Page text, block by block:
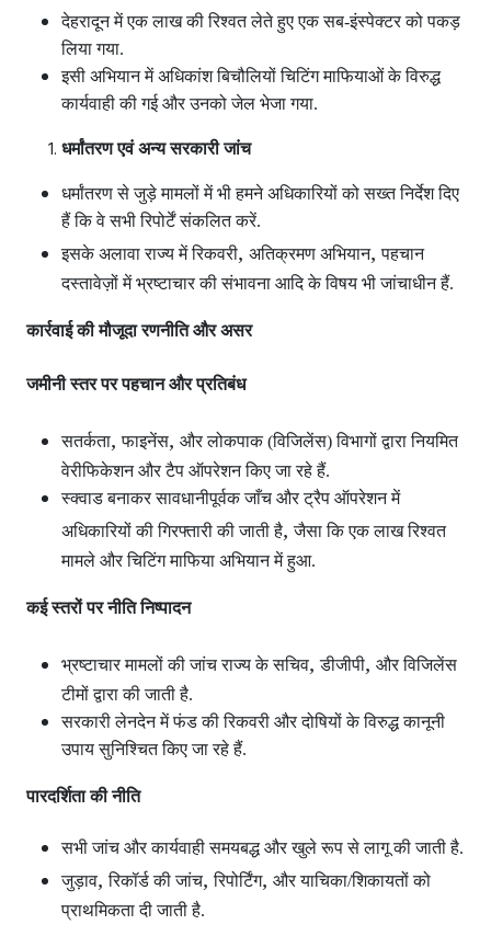
देहरादून में एक लाख की रिश्वत लेते हुए एक सब-इंस्पेक्टर को पकड़
लिया गया.
इसी अभियान में अधिकांश बिचौलियों चिटिंग माफियाओं के विरुद्ध
कार्यवाही की गई और उनको जेल भेजा गया.
धर्मांतरण एवं अन्य सरकारी जांच
धर्मांतरण से जुड़े मामलों में भी हमने अधिकारियों को सख्त निर्देश दिए
हैं कि वे सभी रिपोर्टें संकलित करें.
इसके अलावा राज्य में रिकवरी, अतिक्रमण अभियान,पहचान
दस्तावेज़ों में भ्रष्टाचार की संभावना आदि के विषय भी जांचाधीन हैं.
कार्रवाई की मौजूदा रणनीति और असर
जमीनी स्तर पर पहचान और प्रतिबंध
सतर्कता,फाइनेंस, और लोकपाक (विजिलेंस) विभागों द्वारा नियमित
वेरीफिकेशन और टैप ऑपरेशन किए जा रहे हैं.
स्क्वाड बनाकर सावधानीपूर्वक जाँच और ट्रैप ऑपरेशन में
अधिकारियों की गिरफ्तारी की जाती है,जैसा कि एक लाख रिश्वत
मामले और चिटिंग माफिया अभियान में हुआ.
कई स्तरों पर नीति निष्पादन
भ्रष्टाचार मामलों की जांच राज्य के सचिव,डीजीपी, और विजिलेंस
टीमों द्वारा की जाती है.
सरकारी लेनदेन में फंड की रिकवरी और दोषियों के विरुद्ध कानूनी
उपाय सुनिश्चित किए जा रहे हैं.
पारदर्शिता की नीति
सभी जांच और कार्यवाही समयबद्ध और खुले रूप से लागू की जाती है.
जुड़ाव,रिकॉर्ड की जांच,रिपोर्टिंग, और याचिका/शिकायतों को
प्राथमिकता दी जाती है.